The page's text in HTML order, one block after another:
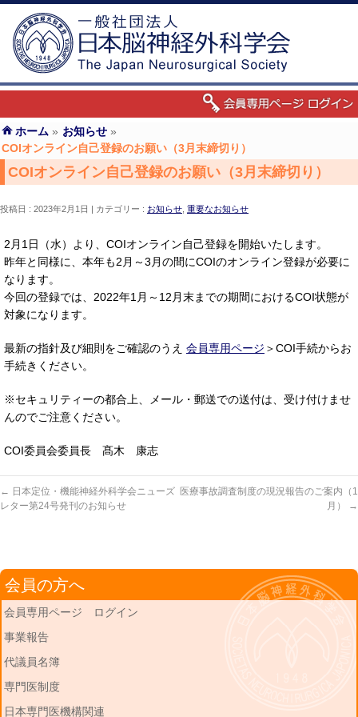
ホーム » お知らせ »
COIオンライン自己登録のお願い（3月末締切り）
COIオンライン自己登録のお願い（3月末締切り）
投稿日 : 2023年2月1日 カテゴリー : お知らせ 重要なお知らせ
2月1日（水）より、COIオンライン自己登録を開始いたします。
昨年と同様に、本年も2月～3月の間にCOIのオンライン登録が必要に
なります。
今回の登録では、2022年1月～12月末までの期間におけるCOI状態が
対象になります。
最新の指針及び細則をご確認のうえ 会員専用ページ ＞COI手続からお
手続きください。
※セキュリティーの都合上、メール・郵送での送付は、受け付けませ
んのでご注意ください。
COI委員会委員長 髙木 康志
← 日本定位・機能神経外科学会ニューズ
レター第24号発刊のお知らせ
医療事故調査制度の現況報告のご案内（1
月）
→
会員の方へ
会員専用ページ ログイン
事業報告
代議員名簿
専門医制度
日本専門医機構関連